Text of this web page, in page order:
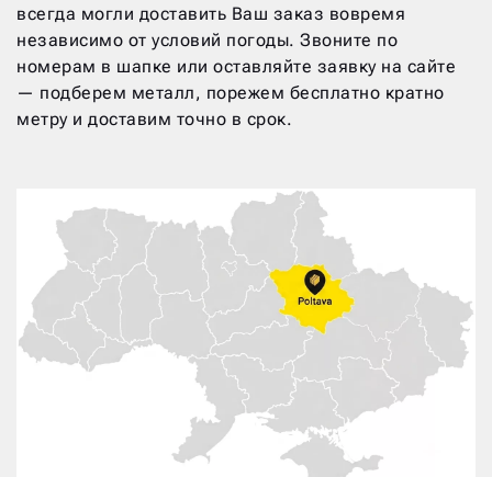
всегда могли доставить Ваш заказ вовремя
независимо от условий погоды. Звоните по
номерам в шапке или оставляйте заявку на сайте
— подберем металл, порежем бесплатно кратно
метру и доставим точно в срок.